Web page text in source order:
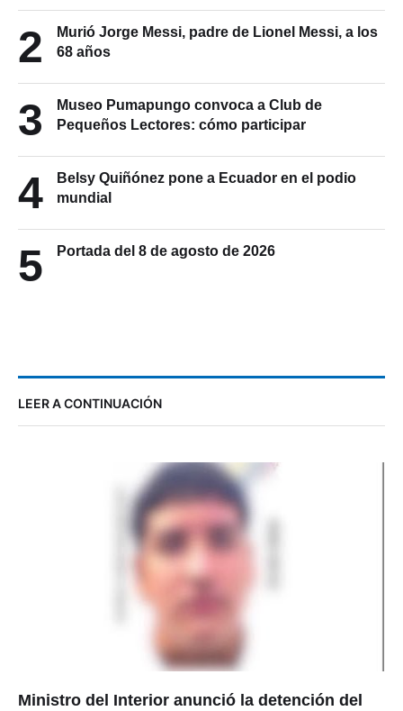
2
Murió Jorge Messi, padre de Lionel Messi, a los
68 años
3
Museo Pumapungo convoca a Club de
Pequeños Lectores: cómo participar
4
Belsy Quiñónez pone a Ecuador en el podio
mundial
5 Portada del 8 de agosto de 2026
LEER A CONTINUACIÓN
Ministro del Interior anunció la detención del